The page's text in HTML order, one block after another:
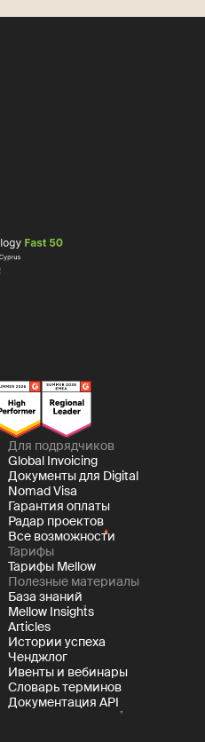
Для подрядчиков
Global Invoicing
Документы для Digital
Nomad Visa
Гарантия оплаты
Радар проектов
Все возможности
Тарифы
Тарифы Mellow
Полезные материалы
База знаний
Mellow Insights
Articles
Истории успеха
Ченджлог
Ивенты и вебинары
Словарь терминов
Документация API